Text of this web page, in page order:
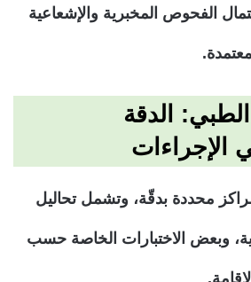
الفحوص المخبرية والإشعاعية
الدقة
الإجراءات
محددة بدقّة، وتشمل تحاليل
وبعض الاختبارات الخاصة حسب